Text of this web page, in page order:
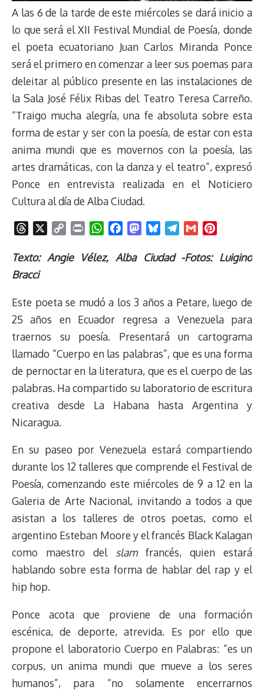
A las 6 de la tarde de este miércoles se dará inicio a
lo que será el XII Festival Mundial de Poesía, donde
el poeta ecuatoriano Juan Carlos Miranda Ponce
será el primero en comenzar a leer sus poemas para
deleitar al público presente en las instalaciones de
la Sala José Félix Ribas del Teatro Teresa Carreño.
“Traigo mucha alegría, una fe absoluta sobre esta
forma de estar y ser con la poesía, de estar con esta
anima mundi que es movernos con la poesía, las
artes dramáticas, con la danza y el teatro”, expresó
Ponce en entrevista realizada en el Noticiero
Cultura al día de Alba Ciudad.
r
e
d
p
i
k
i
W
a
A
p
p
c
o
k
M
s
d
n
u
k
r
a
m
a
n
r
e
s
t
Texto: Angie Vélez, Alba Ciudad -Fotos: Luigino
Bracci
Este poeta se mudó a los 3 años a Petare, luego de
25 años en Ecuador regresa a Venezuela para
traernos su poesía. Presentará un cartograma
llamado “Cuerpo en las palabras”, que es una forma
de pernoctar en la literatura, que es el cuerpo de las
palabras. Ha compartido su laboratorio de escritura
creativa desde La Habana hasta Argentina y
Nicaragua.
En su paseo por Venezuela estará compartiendo
durante los 12 talleres que comprende el Festival de
Poesía, comenzando este miércoles de 9 a 12 en la
Galeria de Arte Nacional, invitando a todos a que
asistan a los talleres de otros poetas, como el
argentino Esteban Moore y el francés Black Kalagan
como maestro del slamfrancés, quien estará
hablando sobre esta forma de hablar del rap y el
hip hop.
Ponce acota que proviene de una formación
escénica, de deporte, atrevida. Es por ello que
propone el laboratorio Cuerpo en Palabras: “es un
corpus, un anima mundi que mueve a los seres
humanos”, para “no solamente encerrarnos